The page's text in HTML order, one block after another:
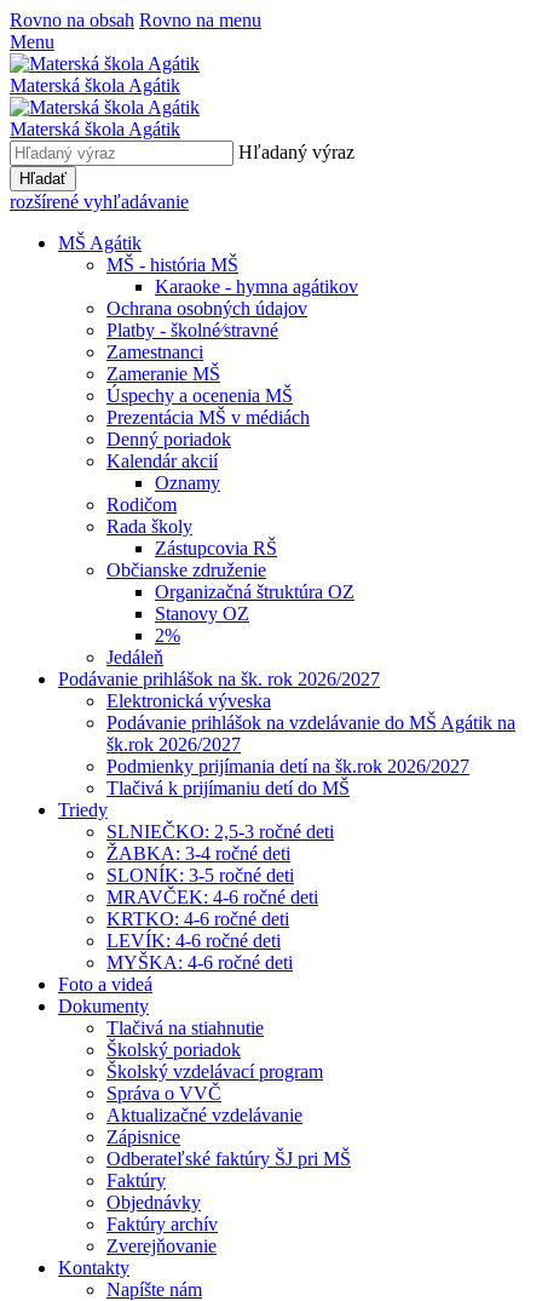
Rovno na obsah Rovno na menu
Menu
Materská škola Agátik
Materská škola Agátik
Hľadaný výraz
Hľadať
rozšírené vyhľadávanie
MŠ Agátik
MŠ - história MŠ
Karaoke - hymna agátikov
Ochrana osobných údajov
Platby - školné⁄stravné
Zamestnanci
Zameranie MŠ
Úspechy a ocenenia MŠ
Prezentácia MŠ v médiách
Denný poriadok
Kalendár akcií
Oznamy
Rodičom
Rada školy
Zástupcovia RŠ
Občianske združenie
Organizačná štruktúra OZ
Stanovy OZ
2%
Jedáleň
Podávanie prihlášok na šk. rok 2026/2027
Elektronická výveska
Podávanie prihlášok na vzdelávanie do MŠ Agátik na
šk.rok 2026/2027
Podmienky prijímania detí na šk.rok 2026/2027
Tlačivá k prijímaniu detí do MŠ
Triedy
SLNIEČKO: 2,5-3 ročné deti
ŽABKA: 3-4 ročné deti
SLONÍK: 3-5 ročné deti
MRAVČEK: 4-6 ročné deti
KRTKO: 4-6 ročné deti
LEVÍK: 4-6 ročné deti
MYŠKA: 4-6 ročné deti
Foto a videá
Dokumenty
Tlačivá na stiahnutie
Školský poriadok
Školský vzdelávací program
Správa o VVČ
Aktualizačné vzdelávanie
Zápisnice
Odberateľské faktúry ŠJ pri MŠ
Faktúry
Objednávky
Faktúry archív
Zverejňovanie
Kontakty
Napíšte nám